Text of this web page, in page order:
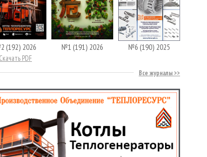
(192) 2026
Скачать PDF
№1 (191) 2026 №6 (190) 2025
Все журналы